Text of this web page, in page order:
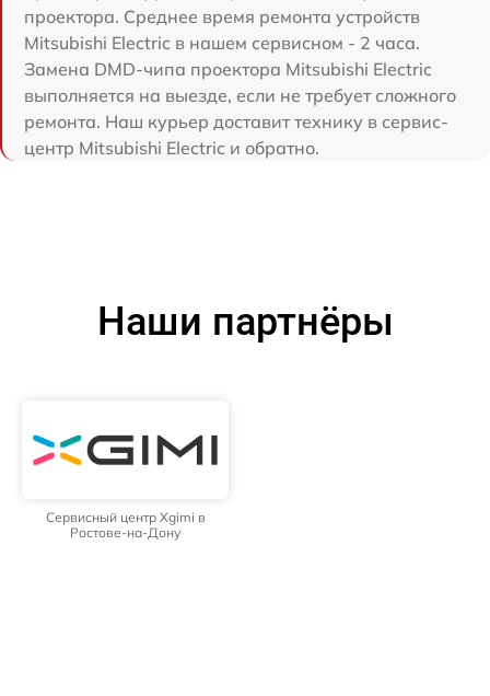
проектора. Среднее время ремонта устройств
Mitsubishi Electric в нашем сервисном - 2 часа.
Замена DMD-чипа проектора Mitsubishi Electric
выполняется на выезде, если не требует сложного
ремонта. Наш курьер доставит технику в сервис-
центр Mitsubishi Electric и обратно.
Наши партнёры
Сервисный центр Xgimi в
Ростове-на-Дону